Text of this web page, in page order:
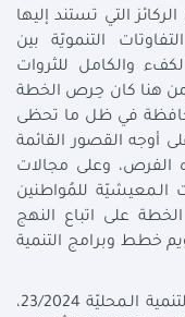
التي تستند إليها
التفاوتات التنمويّة بين
والكامل للثروات
ومن هنا كان حِرص الخطة
في ظل ما تحظى
أوجه القصور القائمة
الفرص، وعلى مجالات
الـمعيشيّة للمُواطنين
على اتباع النهج
خطط وبرامج التنمية
وفيما يتعلق بالاعتمادات الـماليّة لخطة التنمية الـمحليّة 23/2024،